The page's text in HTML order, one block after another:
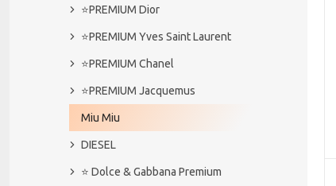
⭐️PREMIUM Dior
⭐️PREMIUM Yves Saint Laurent
⭐️PREMIUM Chanel
⭐️PREMIUM Jacquemus
Miu Miu
DIESEL
⭐️ Dolce & Gabbana Premium